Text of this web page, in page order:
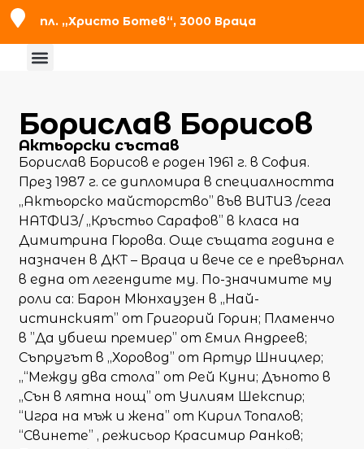
пл. „Христо Ботев“, 3000 Враца
Борислав Борисов
Актьорски състав
Борислав Борисов е роден 1961 г. в София.
През 1987 г. се дипломира в специалността
„Актьорско майсторство” във ВИТИЗ /сега
НАТФИЗ/ „Кръстьо Сарафов” в класа на
Димитрина Гюрова. Още същата година е
назначен в ДКТ – Враца и вече се е превърнал
в една от легендите му. По-значимите му
роли са: Барон Мюнхаузен в „Най-
истинският” от Григорий Горин; Пламенчо
в ”Да убиеш премиер” от Емил Андреев;
Съпругът в „Хоровод” от Артур Шницлер;
„“Между два стола” от Рей Куни; Дъното в
„Сън в лятна нощ” от Уилиям Шекспир;
“Игра на мъж и жена” от Кирил Топалов;
“Свинете” , режисьор Красимир Ранков;